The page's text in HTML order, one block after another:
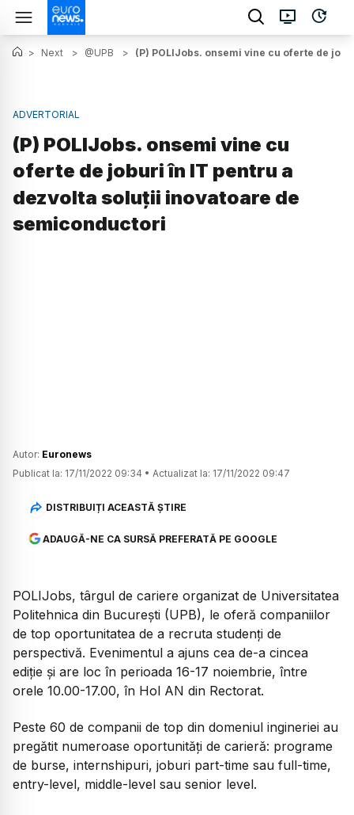
> Next > @UPB > (P) POLIJobs. onsemi vine cu oferte de
ADVERTORIAL
(P) POLIJobs. onsemi vine cu
oferte de joburi în IT pentru a
dezvolta soluţii inovatoare de
semiconductori
Autor: Euronews
Publicat la: 17/11/2022 09:34 • Actualizat la: 17/11/2022 09:47
DISTRIBUIȚI ACEASTĂ ȘTIRE
ADAUGĂ-NE CA SURSĂ PREFERATĂ PE GOOGLE
POLIJobs, târgul de cariere organizat de Universitatea
Politehnica din Bucureşti (UPB), le oferă companiilor
de top oportunitatea de a recruta studenţi de
perspectivă. Evenimentul a ajuns cea de-a cincea
ediție și are loc în perioada 16-17 noiembrie, între
orele 10.00-17.00, în Hol AN din Rectorat.
Peste 60 de companii de top din domeniul ingineriei au
pregătit numeroase oportunități de carieră: programe
de burse, internshipuri, joburi part-time sau full-time,
entry-level, middle-level sau senior level.